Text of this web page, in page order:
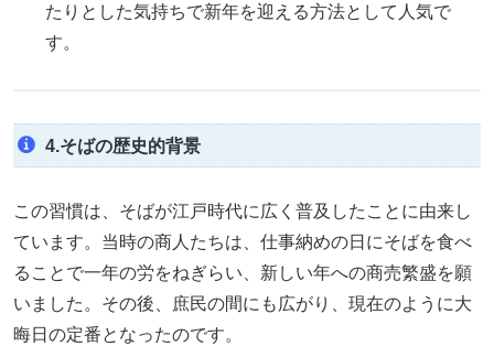
たりとした気持ちで新年を迎える方法として人気で
す。
4.そばの歴史的背景
この習慣は、そばが江戸時代に広く普及したことに由来し
ています。当時の商人たちは、仕事納めの日にそばを食べ
ることで一年の労をねぎらい、新しい年への商売繁盛を願
いました。その後、庶民の間にも広がり、現在のように大
晦日の定番となったのです。